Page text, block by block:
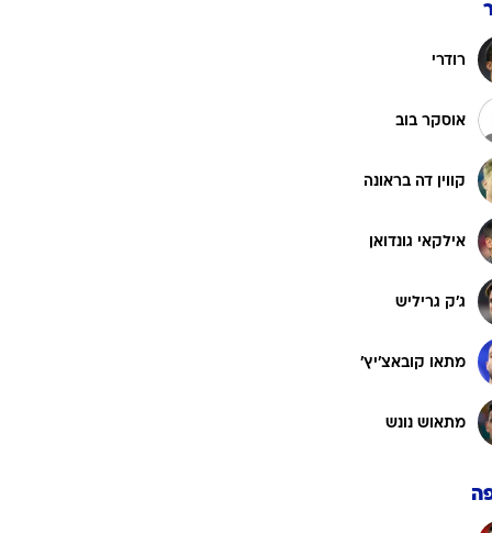
רודרי
אוסקר בוב
קווין דה בראונה
אילקאי גונדואן
ג'ק גריליש
מתאו קובאצ'יץ'
מתאוש נונש